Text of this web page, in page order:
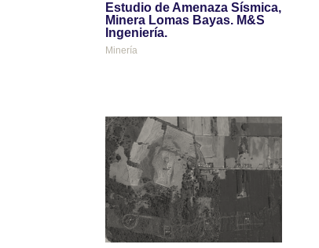
Estudio de Amenaza Sísmica,
Minera Lomas Bayas. M&S
Ingeniería.
Minería